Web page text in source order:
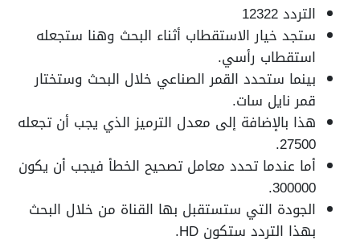
التردد 12322
ستجد خيار الاستقطاب أثناء البحث وهنا ستجعله
استقطاب رأسي.
بينما ستحدد القمر الصناعي خلال البحث وستختار
قمر نايل سات.
هذا بالإضافة إلى معدل الترميز الذي يجب أن تجعله
27500.
أما عندما تحدد معامل تصحيح الخطأ فيجب أن يكون
300000.
الجودة التي ستستقبل بها القناة من خلال البحث
بهذا التردد ستكون HD.